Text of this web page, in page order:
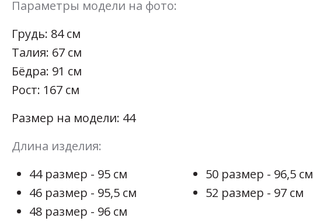
Параметры модели на фото:
Грудь: 84 см
Талия: 67 см
Бёдра: 91 см
Рост: 167 см
Размер на модели: 44
Длина изделия:
44 размер - 95 см
46 размер - 95,5 см
48 размер - 96 см
50 размер - 96,5 см
52 размер - 97 см